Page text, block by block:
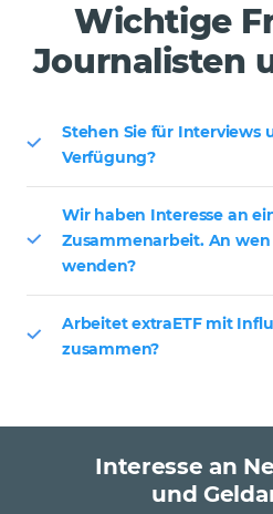
Wichtige
Journalisten
Stehen Sie für Interviews
Verfügung?
Wir haben Interesse an
Zusammenarbeit. An
wenden?
Arbeitet extraETF mit
zusammen?
Interesse an
und